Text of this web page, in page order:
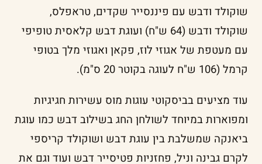
שוקולד ודבש עם פיננסייר שקדים, טראפלס,
שוקולד ודבש (64 ש"ח) ועוגת דבש קלאסית טופיפי
עם מעטפת של אגוזי לוז, פקאן ואגוזי מלך בטופי
קרמל (106 ש"ח לעוגה בקוטר 20 ס"מ).
עוד מציעים בביסקוטי עוגות מוס עשירות חגיגיות
ומפוארות במיוחד לשולחן החג בשילוב דבש כמו עוגת
ביאנקה שמשלבת בין עוגת דבש ושוקולד קריספי
לקרם גבינה וניל, פחזניות פטיסייר דבש ועוד וגם את